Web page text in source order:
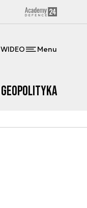
WIDEO Menu
Geopolityka